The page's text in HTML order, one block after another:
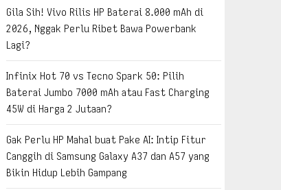
Gila Sih! Vivo Rilis HP Baterai 8.000 mAh di
2026, Nggak Perlu Ribet Bawa Powerbank
Lagi?
Infinix Hot 70 vs Tecno Spark 50: Pilih
Baterai Jumbo 7000 mAh atau Fast Charging
45W di Harga 2 Jutaan?
Gak Perlu HP Mahal buat Pake AI: Intip Fitur
Canggih di Samsung Galaxy A37 dan A57 yang
Bikin Hidup Lebih Gampang